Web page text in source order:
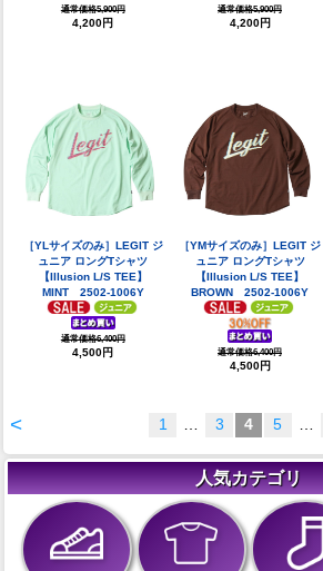
通常価格5,900円
4,200円
通常価格5,900円
4,200円
［YLサイズのみ］LEGIT ジ
ュニア ロングTシャツ
【Illusion L/S TEE】
MINT 2502-1006Y
通常価格6,400円
4,500円
［YMサイズのみ］LEGIT ジ
ュニア ロングTシャツ
【Illusion L/S TEE】
BROWN 2502-1006Y
通常価格6,400円
4,500円
< 1 3 4 5
人気カテゴリ